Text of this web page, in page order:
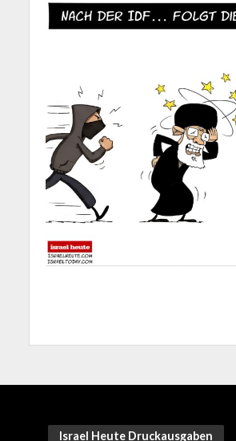
Israel Heute Druckausgaben